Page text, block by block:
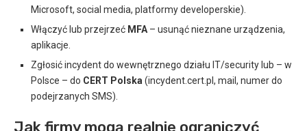
Microsoft, social media, platformy developerskie).
Włączyć lub przejrzeć MFA – usunąć nieznane urządzenia,
aplikacje.
Zgłosić incydent do wewnętrznego działu IT/security lub – w
Polsce – do CERT Polska (incydent.cert.pl, mail, numer do
podejrzanych SMS).
Jak firmy mogą realnie ograniczyć